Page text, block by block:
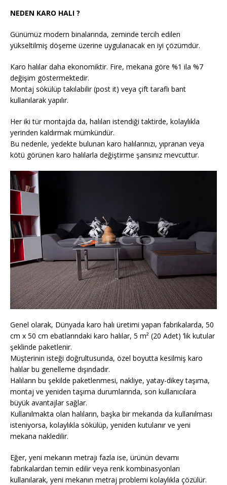
NEDEN KARO HALI ?
Günümüz modern binalarında, zeminde tercih edilen
yükseltilmiş döşeme üzerine uygulanacak en iyi çözümdür.
Karo halılar daha ekonomiktir. Fire, mekana göre %1 ila %7
değişim göstermektedir.
Montaj sökülüp takılabilir (post it) veya çift taraflı bant
kullanılarak yapılır.
Her iki tür montajda da, halıları istendiği taktirde, kolaylıkla
yerinden kaldırmak mümkündür.
Bu nedenle, yedekte bulunan karo halılarınızı, yıpranan veya
kötü görünen karo halılarla değiştirme şansınız mevcuttur.
Genel olarak, Dünyada karo halı üretimi yapan fabrikalarda, 50
cm x 50 cm ebatlarındaki karo halılar, 5 m² (20 Adet) ‘lik kutular
şeklinde paketlenir.
Müşterinin isteği doğrultusunda, özel boyutta kesilmiş karo
halılar bu genelleme dışındadır.
Halıların bu şekilde paketlenmesi, nakliye, yatay-dikey taşıma,
montaj ve yeniden taşıma durumlarında, son kullanıcılara
büyük avantajlar sağlar.
Kullanılmakta olan halıların, başka bir mekanda da kullanılması
isteniyorsa, kolaylıkla sökülüp, yeniden kutulanır ve yeni
mekana nakledilir.
Eğer, yeni mekanın metrajı fazla ise, ürünün devamı
fabrikalardan temin edilir veya renk kombinasyonları
kullanılarak, yeni mekanın metraj problemi kolaylıkla çözülür.